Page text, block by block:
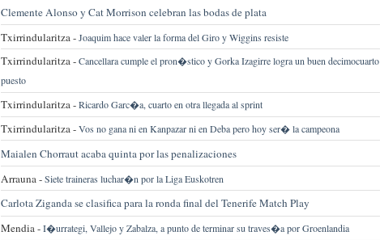
Clemente Alonso y Cat Morrison celebran las bodas de plata
Txirrindularitza -Joaquim hace valer la forma del Giro y Wiggins resiste
Txirrindularitza -Cancellara cumple el pron�stico y Gorka Izagirre logra un buen decimocuarto
puesto
Txirrindularitza -Ricardo Garc�a, cuarto en otra llegada al sprint
Txirrindularitza -Vos no gana ni en Kanpazar ni en Deba pero hoy ser� la campeona
Maialen Chorraut acaba quinta por las penalizaciones
Arrauna -Siete traineras luchar�n por la Liga Euskotren
Carlota Ziganda se clasifica para la ronda final del Tenerife Match Play
Mendia -I�urrategi, Vallejo y Zabalza, a punto de terminar su traves�a por Groenlandia